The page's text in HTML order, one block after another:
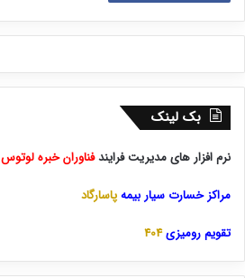
بک لینک
نرم افزار های مدیریت فرایندفناوران خبره لوتوس
مراکز خسارت سیار بیمهپاسارگاد
تقویم رومیزی404